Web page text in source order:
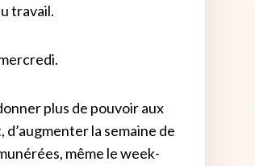
travail.
plus de pouvoir aux
la semaine de
même le week-